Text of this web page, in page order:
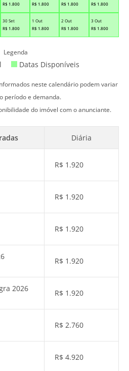
R$ 1.800 R$ 1.800 R$ 1.800 R$ 1.800
30 Set
R$ 1.800
1 Out
R$ 1.800
2 Out
R$ 1.800
3 Out
R$ 1.800
Legenda
Datas Disponíveis
neste calendário podem variar
período e demanda.
do imóvel com o anunciante.
Diária
R$ 1.920
R$ 1.920
R$ 1.920
R$ 1.920
2026 R$ 1.920
R$ 2.760
R$ 4.920